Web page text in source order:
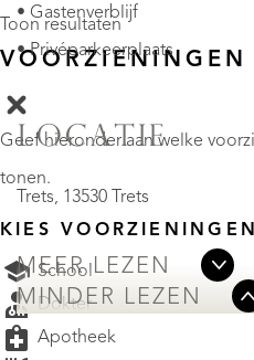
• Gastenverblijf
• Privéparkeerplaats
LOCATIE
Trets, 13530 Trets
MEER LEZEN
MINDER LEZEN
Toon resultaten
VOORZIENINGEN
Geef hieronder aan welke
tonen.
KIES VOORZIENINGEN
School
Dokter
Apotheek